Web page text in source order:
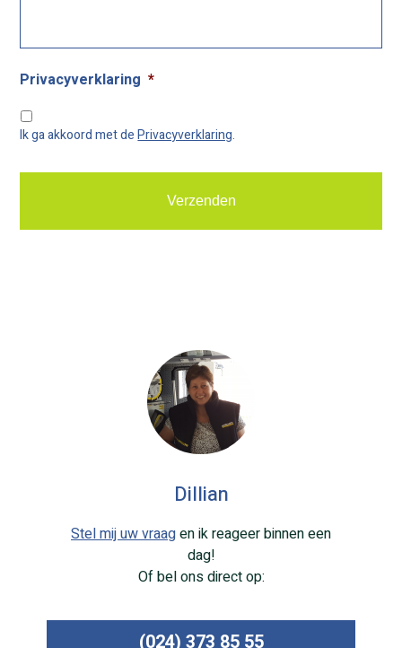
Privacyverklaring *
Ik ga akkoord met dePrivacyverklaring.
Dillian
Stel mij uw vraagen ik reageer binnen een
dag!
Of bel ons direct op:
(024) 373 85 55